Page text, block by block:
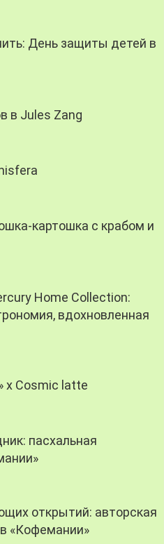
День защиты детей в
в Jules Zang
картошка с крабом и
Home Collection:
вдохновленная
х Cosmic latte
пасхальная
открытий: авторская
«Кофемании»